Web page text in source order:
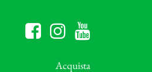
Acquista